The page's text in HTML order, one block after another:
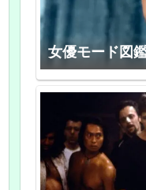
女優モード図